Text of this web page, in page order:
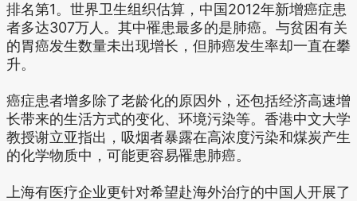
排名第1。世界卫生组织估算，中国2012年新增癌症患
者多达307万人。其中罹患最多的是肺癌。与贫困有关
的胃癌发生数量未出现增长，但肺癌发生率却一直在攀
升。
癌症患者增多除了老龄化的原因外，还包括经济高速增
长带来的生活方式的变化、环境污染等。香港中文大学
教授谢立亚指出，吸烟者暴露在高浓度污染和煤炭产生
的化学物质中，可能更容易罹患肺癌。
上海有医疗企业更针对希望赴海外治疗的中国人开展了